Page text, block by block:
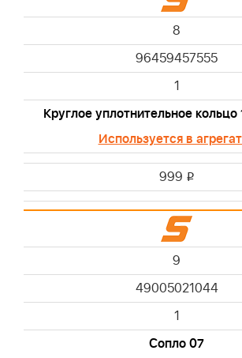
8
96459457555
1
Круглое уплотнительное
Используется в
999 i
9
49005021044
1
Сопло 07